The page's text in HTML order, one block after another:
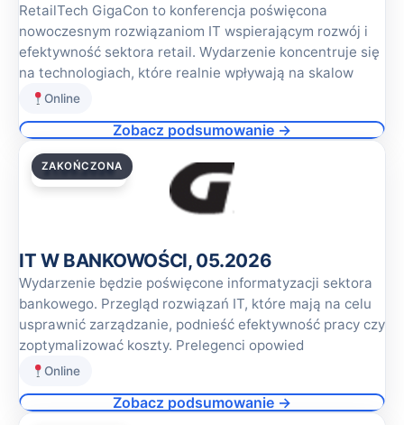
RetailTech GigaCon to konferencja poświęcona
nowoczesnym rozwiązaniom IT wspierającym rozwój i
efektywność sektora retail. Wydarzenie koncentruje się
na technologiach, które realnie wpływają na skalow
Online
Zobacz podsumowanie →
21.05.2026
ZAKOŃCZONA
IT W BANKOWOŚCI, 05.2026
Wydarzenie będzie poświęcone informatyzacji sektora
bankowego. Przegląd rozwiązań IT, które mają na celu
usprawnić zarządzanie, podnieść efektywność pracy czy
zoptymalizować koszty. Prelegenci opowied
Online
Zobacz podsumowanie →